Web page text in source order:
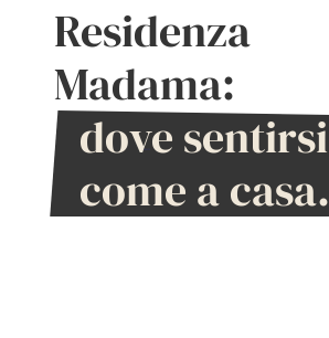
Residenza
Madama:
dove sentirsi
come a casa.